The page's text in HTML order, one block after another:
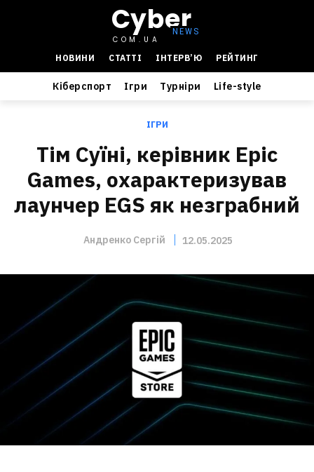
Cyber
COM.UA
НОВИНИ
СТАТТІ ІНТЕРВ’Ю РЕЙТИНГ
Кіберспорт Ігри Турніри Life-style
ІГРИ
Тім Суїні, керівник Epic
Games, охарактеризував
лаунчер EGS як незграбний
Андренко Сергій 12.05.2025